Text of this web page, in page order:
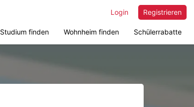
Registrieren
Login
Studium finden Wohnheim finden Schülerrabatte